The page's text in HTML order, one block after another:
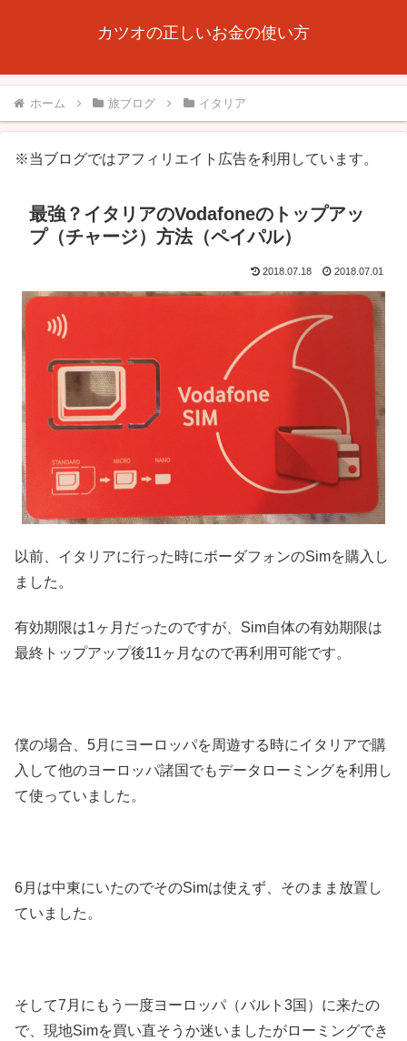
カツオの正しいお金の使い方
ホーム 旅ブログ イタリア
※当ブログではアフィリエイト広告を利用しています。
最強？イタリアのVodafoneのトップアッ
プ（チャージ）方法（ペイパル）
2018.07.18 2018.07.01
以前、イタリアに行った時にボーダフォンのSimを購入し
ました。
有効期限は1ヶ月だったのですが、Sim自体の有効期限は
最終トップアップ後11ヶ月なので再利用可能です。
僕の場合、5月にヨーロッパを周遊する時にイタリアで購
入して他のヨーロッパ諸国でもデータローミングを利用し
て使っていました。
6月は中東にいたのでそのSimは使えず、そのまま放置し
ていました。
そして7月にもう一度ヨーロッパ（バルト3国）に来たの
で、現地Simを買い直そうか迷いましたがローミングでき